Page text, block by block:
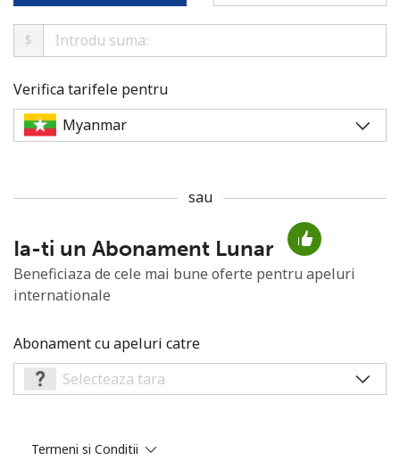
Minim 8 litere
O majuscula si o litera mica
Un simbol/litera speciala
Ramai conectat cu noi pentru a primi toate ofertele pe
$
Verifica tarifele pentru
sau
Ia-ti un Abonament Lunar
Beneficiaza de cele mai bune oferte pentru apeluri
internationale
Abonament cu apeluri catre
Termeni si Conditii